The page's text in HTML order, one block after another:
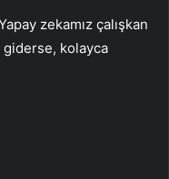
zekamız çalışkan
kolayca